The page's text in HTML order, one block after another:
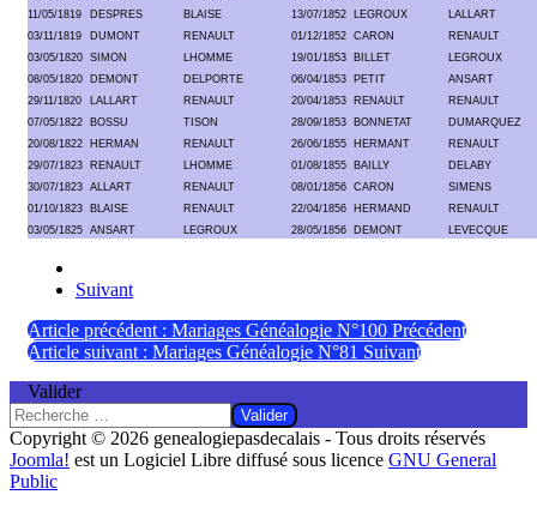
11/05/1819
DESPRES BLAISE 13/07/1852 LEGROUX
LALLART
03/11/1819
DUMONT RENAULT 01/12/1852 CARON
RENAULT
03/05/1820 SIMON LHOMME 19/01/1853 BILLET
LEGROUX
08/05/1820
DEMONT DELPORTE 06/04/1853 PETIT
ANSART
29/11/1820
LALLART RENAULT 20/04/1853 RENAULT
RENAULT
07/05/1822
BOSSU TISON 28/09/1853 BONNETAT
DUMARQUEZ
20/08/1822
HERMAN RENAULT 26/06/1855 HERMANT
RENAULT
29/07/1823
RENAULT LHOMME 01/08/1855 BAILLY
DELABY
30/07/1823 ALLART RENAULT 08/01/1856 CARON
SIMENS
01/10/1823
BLAISE RENAULT 22/04/1856 HERMAND
RENAULT
03/05/1825 ANSART LEGROUX 28/05/1856 DEMONT LEVECQUE
Suivant
Article précédent : Mariages Généalogie N°100 Précédent
Article suivant : Mariages Généalogie N°81 Suivant
Valider
Valider
Copyright © 2026 genealogiepasdecalais - Tous droits réservés
Joomla! est un Logiciel Libre diffusé sous licence GNU General
Public